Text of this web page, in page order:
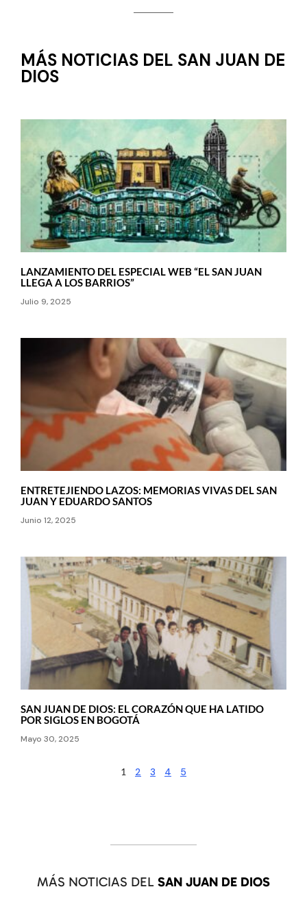
MÁS NOTICIAS DEL SAN JUAN DE
DIOS
LANZAMIENTO DEL ESPECIAL WEB “EL SAN JUAN
LLEGA A LOS BARRIOS”
Julio 9, 2025
ENTRETEJIENDO LAZOS: MEMORIAS VIVAS DEL SAN
JUAN Y EDUARDO SANTOS
Junio 12, 2025
SAN JUAN DE DIOS: EL CORAZÓN QUE HA LATIDO
POR SIGLOS EN BOGOTÁ
Mayo 30, 2025
1 2 3 4 5
MÁS NOTICIAS DEL SAN JUAN DE DIOS